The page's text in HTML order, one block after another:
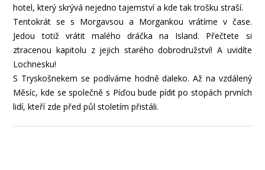
hotel, který skrývá nejedno tajemství a kde tak trošku straší.
Tentokrát se s Morgavsou a Morgankou vrátíme v čase.
Jedou totiž vrátit malého dráčka na Island. Přečtete si
ztracenou kapitolu z jejich starého dobrodružství! A uvidíte
Lochnesku!
S Tryskošnekem se podíváme hodně daleko. Až na vzdálený
Měsíc, kde se společně s Píďou bude pídit po stopách prvních
lidí, kteří zde před půl stoletím přistáli.